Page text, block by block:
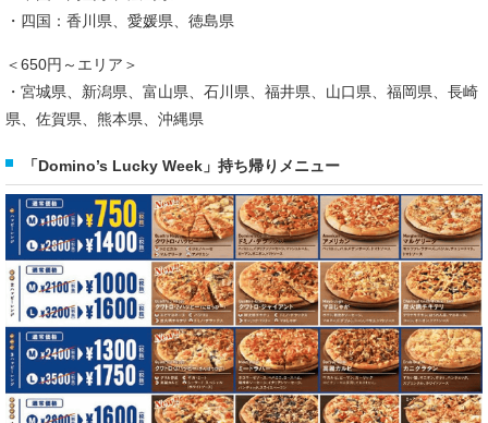
・四国：香川県、愛媛県、徳島県
＜650円～エリア＞
・宮城県、新潟県、富山県、石川県、福井県、山口県、福岡県、長崎
県、佐賀県、熊本県、沖縄県
「Domino’s Lucky Week」持ち帰りメニュー